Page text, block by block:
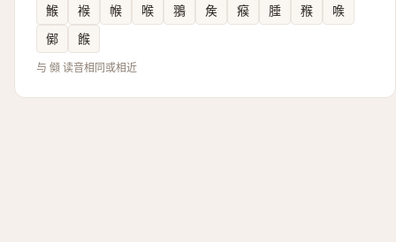
鯸 䙈 帿 喉 翵 矦 瘊 腄 䂉
㗋
鄇
餱
与 䫛 读音相同或相近